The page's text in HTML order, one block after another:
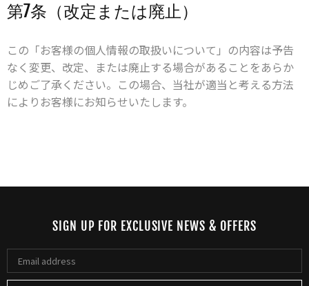
第7条（改定または廃止）
この「お客様の個人情報の取扱いについて」の内容は予告
なく変更、改定、または廃止する場合があることをあらか
じめご了承ください。この場合、当社が適当と考える方法
によりお客様にお知らせいたします。
SIGN UP FOR EXCLUSIVE NEWS & OFFERS